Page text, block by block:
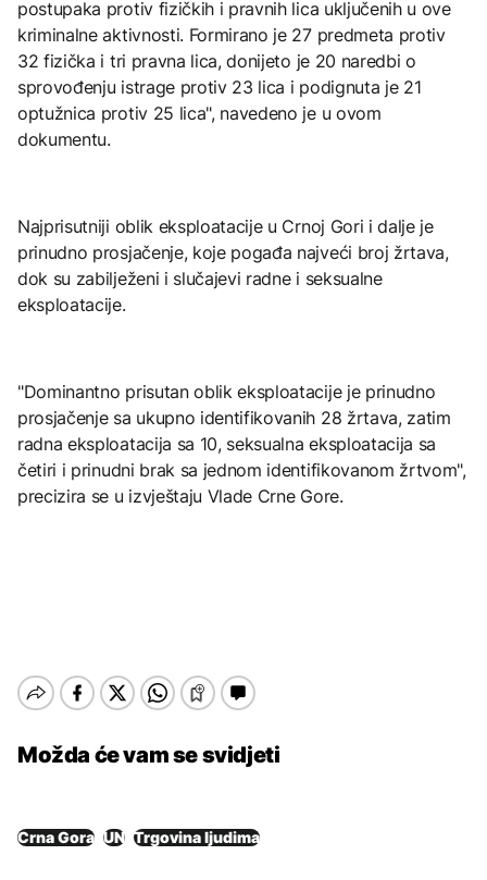
postupaka protiv fizičkih i pravnih lica uključenih u ove
kriminalne aktivnosti. Formirano je 27 predmeta protiv
32 fizička i tri pravna lica, donijeto je 20 naredbi o
sprovođenju istrage protiv 23 lica i podignuta je 21
optužnica protiv 25 lica", navedeno je u ovom
dokumentu.
Najprisutniji oblik eksploatacije u Crnoj Gori i dalje je
prinudno prosjačenje, koje pogađa najveći broj žrtava,
dok su zabilježeni i slučajevi radne i seksualne
eksploatacije.
"Dominantno prisutan oblik eksploatacije je prinudno
prosjačenje sa ukupno identifikovanih 28 žrtava, zatim
radna eksploatacija sa 10, seksualna eksploatacija sa
četiri i prinudni brak sa jednom identifikovanom žrtvom",
precizira se u izvještaju Vlade Crne Gore.
Možda će vam se svidjeti
Crna Gora UN Trgovina ljudima